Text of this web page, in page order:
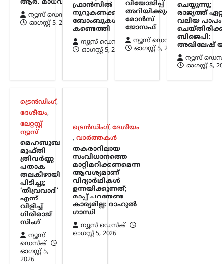
ട്രെൻഡിംഗ്, ദേശീയം,ലേറ്റസ്റ്റ് ന്യൂസ്
വാഹന
മോഡിഫിക്കേഷൻ;
സംസ്ഥാനങ്ങൾക്ക്
പാലിക്കണമെന്ന് നിതിൻ
വാഹനങ്ങളുടെ രൂപമാറ്റവുമായി
ബന്ധപ്പെട്ട മാനദണ്ഡങ്ങൾ
നിശ്ചയിക്കാൻ സംസ്ഥാന
സർക്കാരുകൾക്ക് അധികാരമില്ലെന്ന്
കേന്ദ്ര റോഡ് ഗതാഗത മന്ത്രി നിതിൻ
ഗഡ്കരി രാജ്യസഭയിൽ വ്യക്തമാക്കി.
ഇക്കാര്യത്തിൽ കേന്ദ്രസർക്കാർ
നിശ്ചയിച്ച കർശന…
ആർ. മാധവൻ
ന്യൂസ് ഡെസ്ക്
ഓഗസ്റ്റ്‌ 5, 2026
ഫ്രാൻസിൽ
നൂറുകണക്കിന്
ബോംബുകൾ
കണ്ടെത്തി
ന്യൂസ് ഡെസ്ക്
ഓഗസ്റ്റ്‌ 5, 2026
വിയോജിപ്പ്
അറിയിക്കും:
മോൻസ്
ജോസഫ്
ന്യൂസ് ഡെസ്ക്
ഓഗസ്റ്റ്‌ 5, 2026
ചെയ്യുന്നു;
രാജ്യത്ത്
വലിയ പാപം
ബിജെപി:
അഖിലേഷ്
ന്യൂസ്
ഓഗസ്റ്റ്‌ 5,
ട്രെൻഡിംഗ്,
ദേശീയം,
ലേറ്റസ്റ്റ്
ന്യൂസ്
മെഹബൂബ
മുഫ്തി
ത്രിവർണ്ണ
പതാക
തലകീഴായി
പിടിച്ചു;
‘തീവ്രവാദി’
എന്ന്
വിളിച്ച്
ഗിരിരാജ്
സിംഗ്
ന്യൂസ്
ഡെസ്ക്
ഓഗസ്റ്റ്‌ 5,
2026
ട്രെൻഡിംഗ്, ദേശീയം
, വാർത്തകൾ
തകരാറിലായ
സംവിധാനത്തെ
മാറ്റിമറിക്കണമെന്ന
ആവശ്യമാണ്
വിദ്യാർഥികൾ
ഉന്നയിക്കുന്നത്;
മാപ്പ് പറയേണ്ട
കാര്യമില്ല: രാഹുൽ
ഗാന്ധി
ന്യൂസ് ഡെസ്ക്
ഓഗസ്റ്റ്‌ 5, 2026